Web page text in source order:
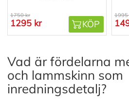
1750 kr
1295 kr KÖP
1995
Vad är fördelarna
och lammskinn som
inredningsdetalj?